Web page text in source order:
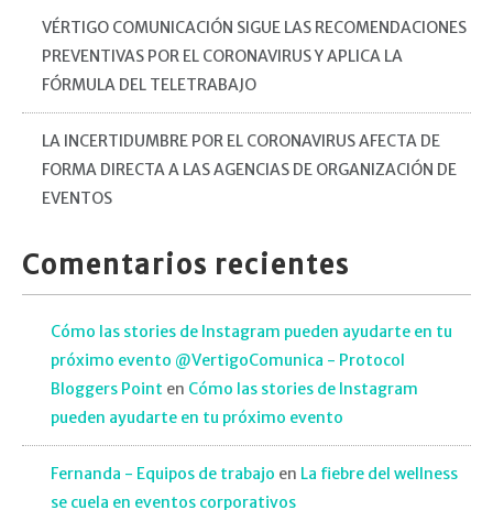
VÉRTIGO COMUNICACIÓN SIGUE LAS RECOMENDACIONES
PREVENTIVAS POR EL CORONAVIRUS Y APLICA LA
FÓRMULA DEL TELETRABAJO
LA INCERTIDUMBRE POR EL CORONAVIRUS AFECTA DE
FORMA DIRECTA A LAS AGENCIAS DE ORGANIZACIÓN DE
EVENTOS
Comentarios recientes
Cómo las stories de Instagram pueden ayudarte en tu
próximo evento @VertigoComunica - Protocol
Bloggers Point en Cómo las stories de Instagram
pueden ayudarte en tu próximo evento
Fernanda - Equipos de trabajo en La fiebre del wellness
se cuela en eventos corporativos